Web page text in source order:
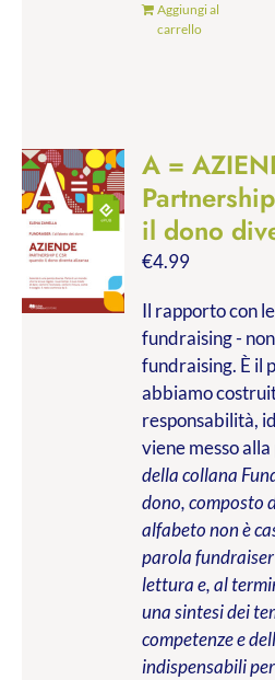
Aggiungi al
carrello
A =
il dono
€4.99
Il rapporto con
fundraising -
fundraising. È il
abbiamo
responsabilità,
viene messo
della collana
dono, composto
alfabeto non è
parola
lettura e, al
una sintesi dei
competenze e
indispensabili